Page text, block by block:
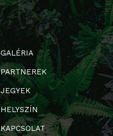
GALÉRIA
PARTNEREK
JEGYEK
HELYSZÍN
KAPCSOLAT